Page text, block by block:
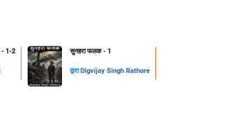
- 1-2 सुनहरा फलक - 1
द्वारा Digvijay Singh Rathore